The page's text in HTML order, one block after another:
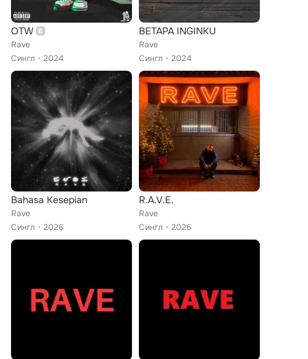
OTW
Rave
Сингл
2024
BETAPA INGINKU
Rave
Сингл
2024
Bahasa Kesepian
Rave
Сингл
2026
R.A.V.E.
Rave
Сингл
2026